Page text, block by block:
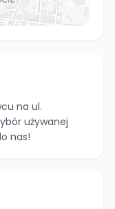
na ul.
używanej
nas!